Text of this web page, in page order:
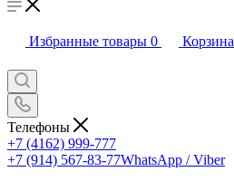
Избранные товары 0 Корзина
Телефоны
+7 (4162) 999-777
+7 (914) 567-83-77WhatsApp / Viber